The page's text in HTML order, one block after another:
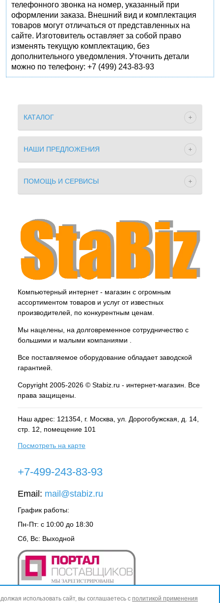
телефонного звонка на номер, указанный при
оформлении заказа. Внешний вид и комплектация
товаров могут отличаться от представленных на
сайте. Изготовитель оставляет за собой право
изменять текущую комплектацию, без
дополнительного уведомления. Уточнить детали
можно по телефону: +7 (499) 243-83-93
КАТАЛОГ
НАШИ ПРЕДЛОЖЕНИЯ
ПОМОЩЬ И СЕРВИСЫ
Компьютерный интернет - магазин с огромным
ассортиментом товаров и услуг от известных
производителей, по конкурентным ценам.
Мы нацелены, на долговременное сотрудничество с
большими и малыми компаниями .
Все поставляемое оборудование обладает заводской
гарантией.
Copyright 2005-2026 © Stabiz.ru - интернет-магазин. Все
права защищены.
Наш адрес: 121354, г. Москва , ул. Дорогобужская, д. 14,
стр. 12, помещение 101
Посмотреть на карте
+7-499-243-83-93
Email: mail@stabiz.ru
График работы:
Пн-Пт: с 10:00 до 18:30
Сб, Вс: Выходной
использовать сайт, вы соглашаетесь с политикой применения